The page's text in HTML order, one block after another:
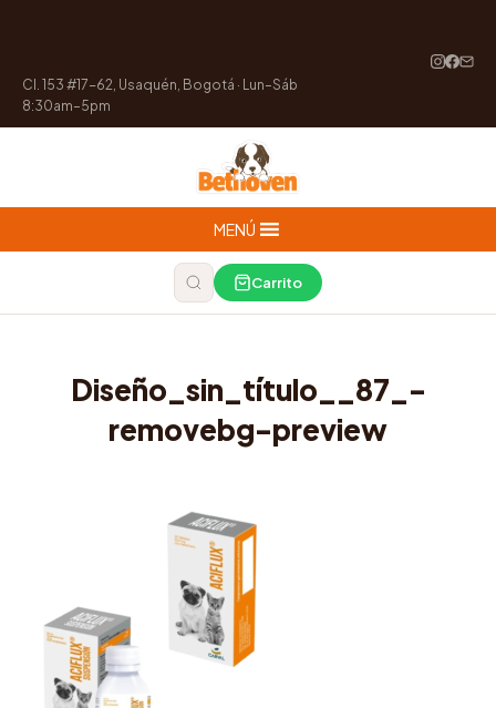
Cl. 153 #17-62, Usaquén, Bogotá · Lun–Sáb
8:30am–5pm
MENÚ
Carrito
Diseño_sin_título__87_-
removebg-preview